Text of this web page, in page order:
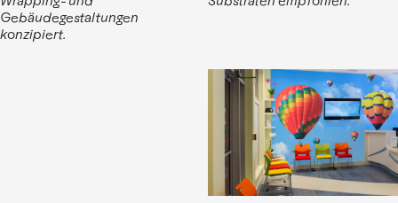
Gebäudegestaltungen
konzipiert.